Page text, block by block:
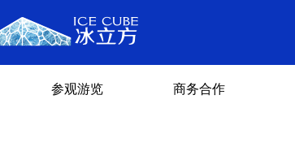
参观游览 商务合作